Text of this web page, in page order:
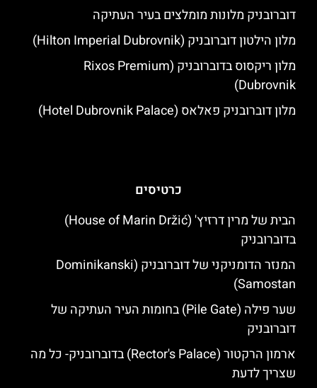
דוברובניק מלונות מומלצים בעיר העתיקה
מלון הילטון דוברובניק (Hilton Imperial Dubrovnik)
מלון ריקסוס בדוברובניק (Rixos Premium
Dubrovnik)
מלון דוברובניק פאלאס (Hotel Dubrovnik Palace)
כרטיסים
הבית של מרין דרזיץ' (House of Marin Držić)
בדוברובניק
המנזר הדומניקני של דוברובניק (Dominikanski
Samostan)
שער פילה (Pile Gate) בחומות העיר העתיקה של
דוברובניק
ארמון הרקטור (Rector's Palace) בדוברובניק- כל מה
שצריך לדעת